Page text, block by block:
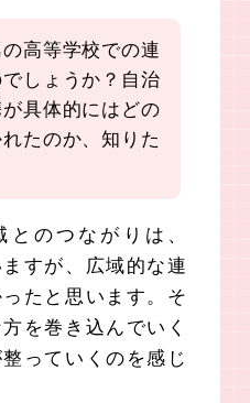
高等学校での連
しょうか？ 自治
具体的にはどの
たのか、知りた
とのつながりは、
すが、広域的な連
たと思います。そ
を巻き込んでいく
っていくのを感じ